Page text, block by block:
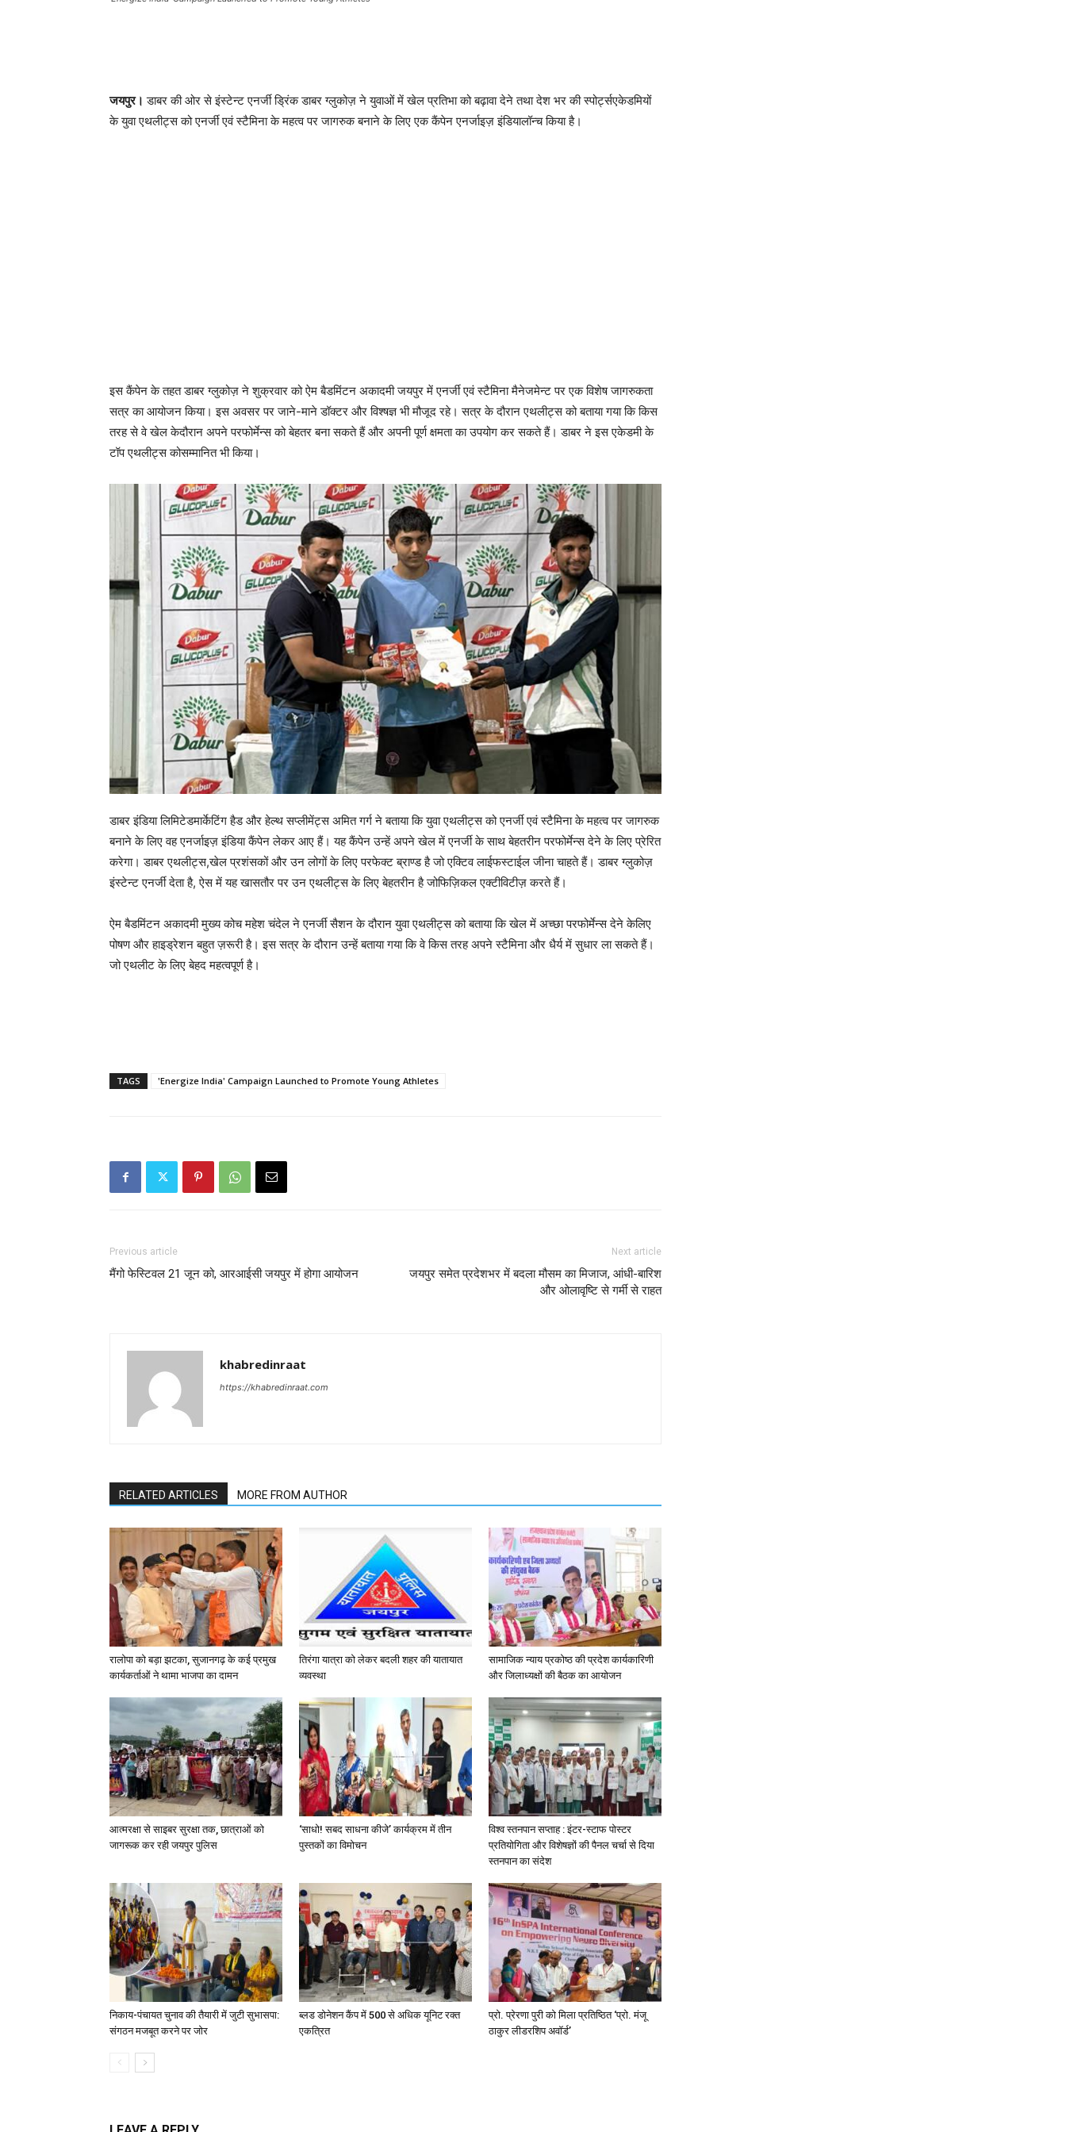
जयपुर। डाबर की ओर से इंस्टेन्ट एनर्जी ड्रिंक डाबर ग्लुकोज़ ने युवाओं में खेल प्रतिभा को बढ़ावा देने तथा देश भर की स्पोर्ट्सएकेडमियों
के युवा एथलीट्स को एनर्जी एवं स्टैमिना के महत्व पर जागरुक बनाने के लिए एक कैंपेन एनर्जाइज़ इंडियालॉन्च किया है।
इस कैंपेन के तहत डाबर ग्लुकोज़ ने शुक्रवार को ऐम बैडमिंटन अकादमी जयपुर में एनर्जी एवं स्टैमिना मैनेजमेन्ट पर एक विशेष जागरुकता
सत्र का आयोजन किया। इस अवसर पर जाने-माने डॉक्टर और विश्षज्ञ भी मौजूद रहे। सत्र के दौरान एथलीट्स को बताया गया कि किस
तरह से वे खेल केदौरान अपने परफोर्मेन्स को बेहतर बना सकते हैं और अपनी पूर्ण क्षमता का उपयोग कर सकते हैं। डाबर ने इस एकेडमी के
टॉप एथलीट्स कोसम्मानित भी किया।
डाबर इंडिया लिमिटेडमार्केटिंग हैड और हेल्थ सप्लीमेंट्स अमित गर्ग ने बताया कि युवा एथलीट्स को एनर्जी एवं स्टैमिना के महत्व पर जागरुक
बनाने के लिए वह एनर्जाइज़ इंडिया कैंपेन लेकर आए हैं। यह कैंपेन उन्हें अपने खेल में एनर्जी के साथ बेहतरीन परफोर्मेन्स देने के लिए प्रेरित
करेगा। डाबर एथलीट्स,खेल प्रशंसकों और उन लोगों के लिए परफेक्ट ब्राण्ड है जो एक्टिव लाईफस्टाईल जीना चाहते हैं। डाबर ग्लुकोज़
इंस्टेन्ट एनर्जी देता है, ऐस में यह खासतौर पर उन एथलीट्स के लिए बेहतरीन है जोफिज़िकल एक्टीविटीज़ करते हैं।
ऐम बैडमिंटन अकादमी मुख्य कोच महेश चंदेल ने एनर्जी सैशन के दौरान युवा एथलीट्स को बताया कि खेल में अच्छा परफोर्मेन्स देने केलिए
पोषण और हाइड्रेशन बहुत ज़रूरी है। इस सत्र के दौरान उन्हें बताया गया कि वे किस तरह अपने स्टैमिना और धैर्य में सुधार ला सकते हैं।
जो एथलीट के लिए बेहद महत्वपूर्ण है।
TAGS 'Energize India' Campaign Launched to Promote Young Athletes
Previous article
मैंगो फेस्टिवल 21 जून को, आरआईसी जयपुर में होगा आयोजन
Next article
जयपुर समेत प्रदेशभर में बदला मौसम का मिजाज, आंधी-बारिश
और ओलावृष्टि से गर्मी से राहत
khabredinraat
https://khabredinraat.com
RELATED ARTICLES MORE FROM AUTHOR
रालोपा को बड़ा झटका, सुजानगढ़ के कई प्रमुख
कार्यकर्ताओं ने थामा भाजपा का दामन
तिरंगा यात्रा को लेकर बदली शहर की यातायात
व्यवस्था
सामाजिक न्याय प्रकोष्ठ की प्रदेश कार्यकारिणी
और जिलाध्यक्षों की बैठक का आयोजन
आत्मरक्षा से साइबर सुरक्षा तक, छात्राओं को
जागरूक कर रही जयपुर पुलिस
‘साधो! सबद साधना कीजे’ कार्यक्रम में तीन
पुस्तकों का विमोचन
विश्व स्तनपान सप्ताह : इंटर-स्टाफ पोस्टर
प्रतियोगिता और विशेषज्ञों की पैनल चर्चा से दिया
स्तनपान का संदेश
निकाय-पंचायत चुनाव की तैयारी में जुटी सुभासपा:
संगठन मजबूत करने पर जोर
ब्लड डोनेशन कैंप में 500 से अधिक यूनिट रक्त
एकत्रित
प्रो. प्रेरणा पुरी को मिला प्रतिष्ठित ‘प्रो. मंजू
ठाकुर लीडरशिप अवॉर्ड’